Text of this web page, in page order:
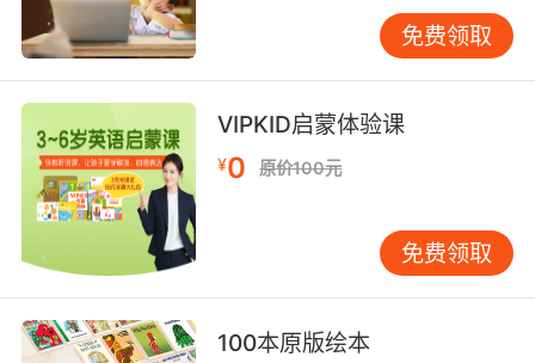
她一直告诉我她跟你不是这样的 照顾婴儿时的你
8. First, pick a mark with a calm, easygoing
temperament.
首先选一个冷静随和的目标
9. Just an easygoing rabbit, who's not going
to cause any... problems.
一只随和的兔子 绝不会招惹任何麻烦
免费领取
VIPKID启蒙体验课
¥0 原价100元
免费领取
100本原版绘本